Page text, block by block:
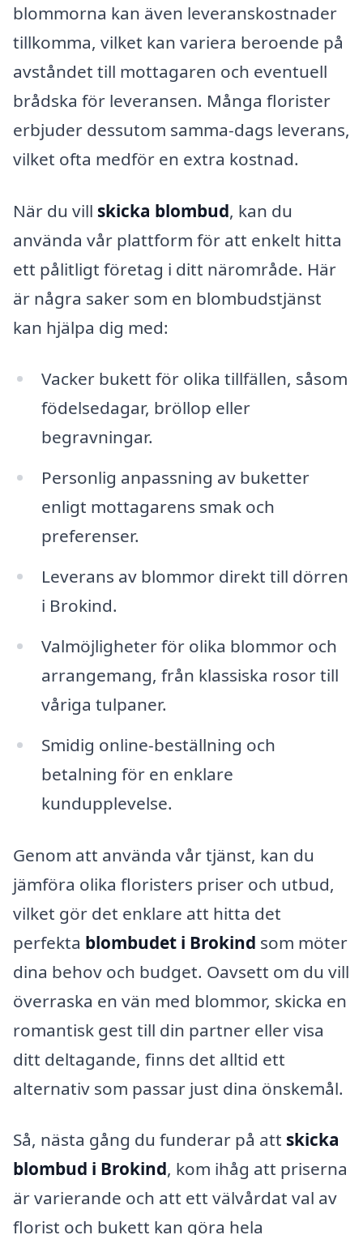
blommorna kan även leveranskostnader
tillkomma, vilket kan variera beroende på
avståndet till mottagaren och eventuell
brådska för leveransen. Många florister
erbjuder dessutom samma-dags leverans,
vilket ofta medför en extra kostnad.
När du vill skicka blombud, kan du
använda vår plattform för att enkelt hitta
ett pålitligt företag i ditt närområde. Här
är några saker som en blombudstjänst
kan hjälpa dig med:
Vacker bukett för olika tillfällen, såsom
födelsedagar, bröllop eller
begravningar.
Personlig anpassning av buketter
enligt mottagarens smak och
preferenser.
Leverans av blommor direkt till dörren
i Brokind.
Valmöjligheter för olika blommor och
arrangemang, från klassiska rosor till
våriga tulpaner.
Smidig online-beställning och
betalning för en enklare
kundupplevelse.
Genom att använda vår tjänst, kan du
jämföra olika floristers priser och utbud,
vilket gör det enklare att hitta det
perfekta blombudet i Brokind som möter
dina behov och budget. Oavsett om du vill
överraska en vän med blommor, skicka en
romantisk gest till din partner eller visa
ditt deltagande, finns det alltid ett
alternativ som passar just dina önskemål.
Så, nästa gång du funderar på att skicka
blombud i Brokind, kom ihåg att priserna
är varierande och att ett välvårdat val av
florist och bukett kan göra hela